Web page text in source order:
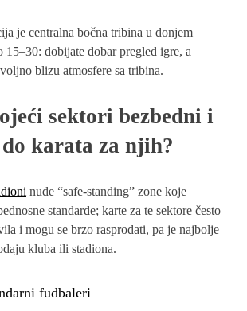
je centralna bočna tribina u donjem
15–30: dobijate dobar pregled igre, a
blizu atmosfere sa tribina.
sektori bezbedni i
karata za njih?
nude “safe-standing” zone koje
standarde; karte za te sektore često
i mogu se brzo rasprodatі, pa je najbolje
kluba ili stadiona.
fudbaleri